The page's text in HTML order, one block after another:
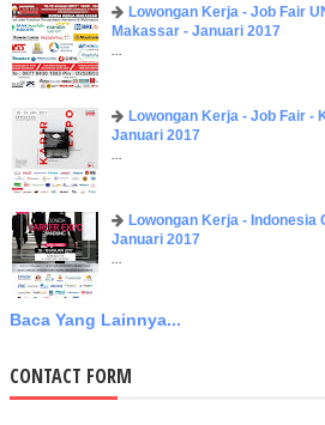
Lowongan Kerja - Job Fair
Makassar - Januari 2017
...
Lowongan Kerja - Job Fair -
Januari 2017
...
Lowongan Kerja - Indonesia
Januari 2017
...
Baca Yang Lainnya...
CONTACT FORM